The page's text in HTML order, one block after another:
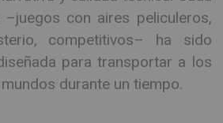
con aires peliculeros,
competitivos– ha sido
para transportar a los
durante un tiempo.